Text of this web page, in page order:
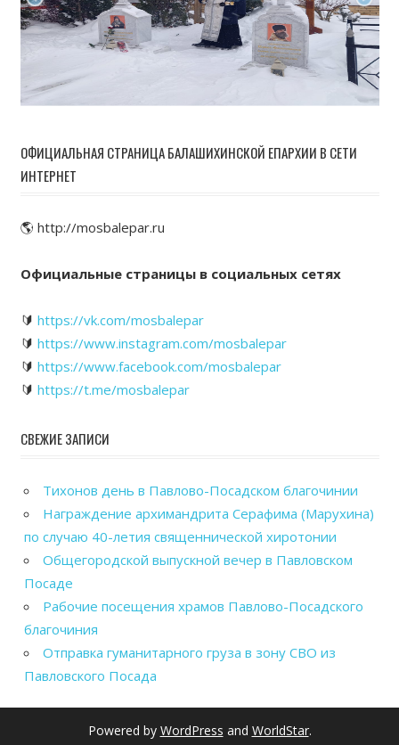
ОФИЦИАЛЬНАЯ СТРАНИЦА БАЛАШИХИНСКОЙ ЕПАРХИИ В СЕТИ
ИНТЕРНЕТ
🌎 http://mosbalepar.ru
Официальные страницы в социальных сетях
🔰 https://vk.com/mosbalepar
🔰 https://www.instagram.com/mosbalepar
🔰 https://www.facebook.com/mosbalepar
🔰 https://t.me/mosbalepar
СВЕЖИЕ ЗАПИСИ
Тихонов день в Павлово-Посадском благочинии
Награждение архимандрита Серафима (Марухина)
по случаю 40-летия священнической хиротонии
Общегородской выпускной вечер в Павловском
Посаде
Рабочие посещения храмов Павлово-Посадского
благочиния
Отправка гуманитарного груза в зону СВО из
Павловского Посада
Powered by WordPress and WorldStar.